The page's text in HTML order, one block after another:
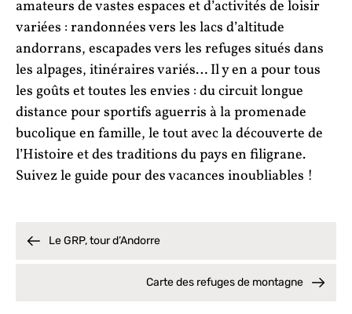
amateurs de vastes espaces et d’activités de loisir
variées : randonnées vers les lacs d’altitude
andorrans, escapades vers les refuges situés dans
les alpages, itinéraires variés… Il y en a pour tous
les goûts et toutes les envies : du circuit longue
distance pour sportifs aguerris à la promenade
bucolique en famille, le tout avec la découverte de
l’Histoire et des traditions du pays en filigrane.
Suivez le guide pour des vacances inoubliables !
Le GRP, tour d’Andorre
Carte des refuges de montagne